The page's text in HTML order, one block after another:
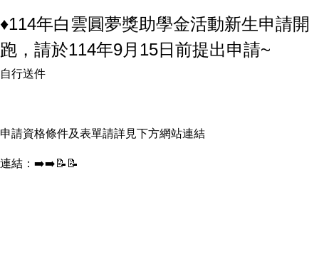
♦️114年白雲圓夢獎助學金活動新生申請開
跑，請於114年9月15日前提出申請~
自行送件
申請資格條件及表單請詳見下方網站連結
連結： ➡️➡️📝📝